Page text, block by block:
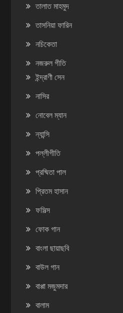
তালাত মাহমুদ
তাসনিয়া ফারিন
নচিকেতা
নজরুল গীতি
ইন্দ্রাণী সেন
নাসির
নোবেল ম্যান
ন্যান্সি
পল্লীগীতি
প্রষ্মিতা পাল
প্রিতম হাসান
ফসিল্স
ফোক গান
বাংলা ছায়াছবি
বাউল গান
বাপ্পা মজুমদার
বালাম